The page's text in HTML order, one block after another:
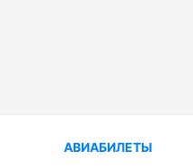
АВИАБИЛЕТЫ